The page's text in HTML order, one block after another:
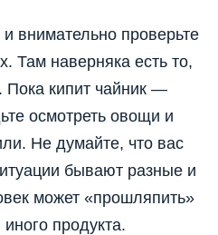
внимательно проверьте
Там наверняка есть то,
Пока кипит чайник —
осмотреть овощи и
Не думайте, что вас
бывают разные и
может «прошляпить»
продукта.